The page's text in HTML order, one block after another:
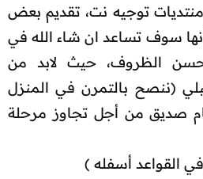
توجيه نت، تقديم بعض
سوف تساعد ان شاء الله في
الظروف، حيث لابد من
(ننصح بالتمرن في المنزل
صديق من أجل تجاوز مرحلة
القواعد أسفله )​